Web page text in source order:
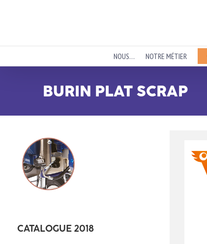
NOUS… NOTRE MÉTIER
BURIN PLAT SCRAP
CATALOGUE 2018